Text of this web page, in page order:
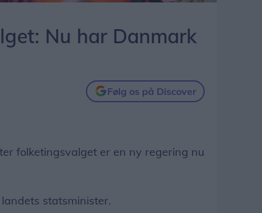
Nu har Danmark
Følg os på Discover
folketingsvalget er en ny regering nu
statsminister.